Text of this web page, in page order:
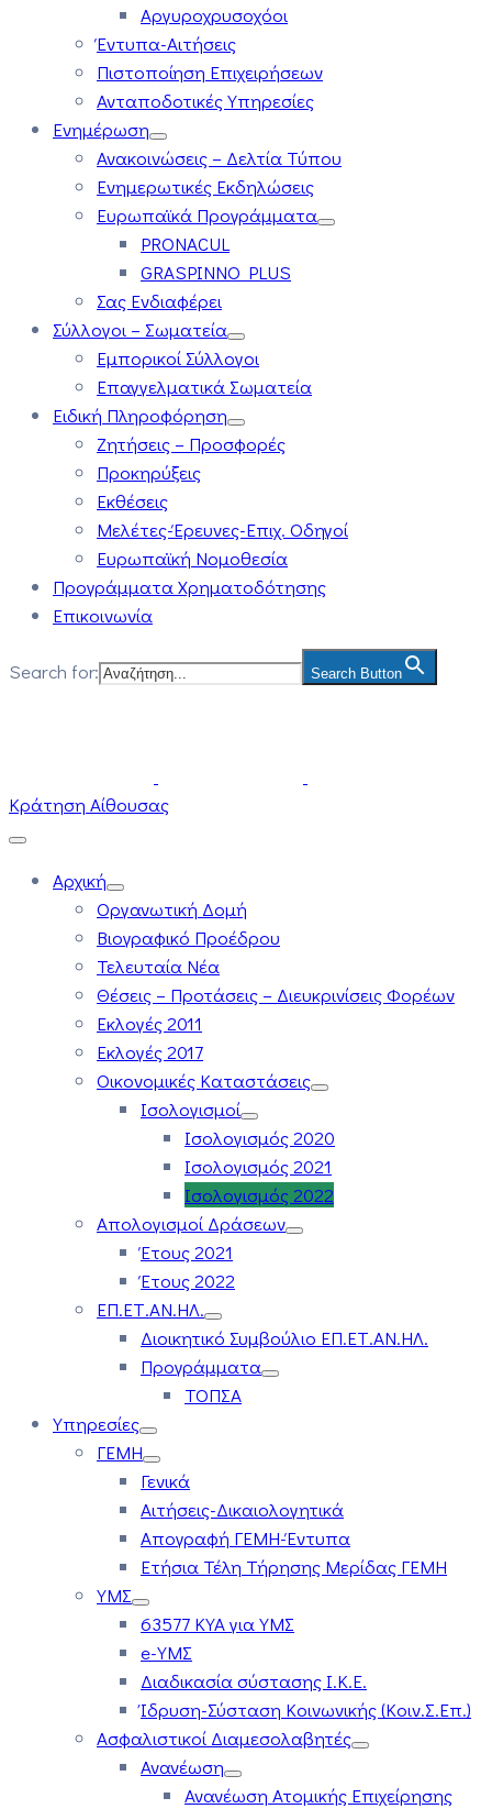
Αργυροχρυσοχόοι
Έντυπα-Αιτήσεις
Πιστοποίηση Επιχειρήσεων
Ανταποδοτικές Υπηρεσίες
Ενημέρωση
Ανακοινώσεις – Δελτία Τύπου
Ενημερωτικές Εκδηλώσεις
Ευρωπαϊκά Προγράμματα
PRONACUL
GRASPINNO PLUS
Σας Ενδιαφέρει
Σύλλογοι – Σωματεία
Εμπορικοί Σύλλογοι
Επαγγελματικά Σωματεία
Ειδική Πληροφόρηση
Ζητήσεις – Προσφορές
Προκηρύξεις
Εκθέσεις
Μελέτες-Έρευνες-Επιχ. Οδηγοί
Ευρωπαϊκή Νομοθεσία
Προγράμματα Χρηματοδότησης
Επικοινωνία
Search for: Search Button
Κράτηση Αίθουσας
Αρχική
Οργανωτική Δομή
Βιογραφικό Προέδρου
Τελευταία Νέα
Θέσεις – Προτάσεις – Διευκρινίσεις Φορέων
Εκλογές 2011
Εκλογές 2017
Οικονομικές Καταστάσεις
Ισολογισμοί
Ισολογισμός 2020
Ισολογισμός 2021
Ισολογισμός 2022
Απολογισμοί Δράσεων
Έτους 2021
Έτους 2022
ΕΠ.ΕΤ.ΑΝ.ΗΛ.
Διοικητικό Συμβούλιο ΕΠ.ΕΤ.ΑΝ.ΗΛ.
Προγράμματα
ΤΟΠΣΑ
Υπηρεσίες
ΓΕΜΗ
Γενικά
Αιτήσεις-Δικαιολογητικά
Απογραφή ΓΕΜΗ-Έντυπα
Ετήσια Τέλη Τήρησης Μερίδας ΓΕΜΗ
ΥΜΣ
63577 ΚΥΑ για ΥΜΣ
e-ΥΜΣ
Διαδικασία σύστασης Ι.Κ.Ε.
Ίδρυση-Σύσταση Κοινωνικής (Κοιν.Σ.Επ.)
Ασφαλιστικοί Διαμεσολαβητές
Ανανέωση
Ανανέωση Ατομικής Επιχείρησης